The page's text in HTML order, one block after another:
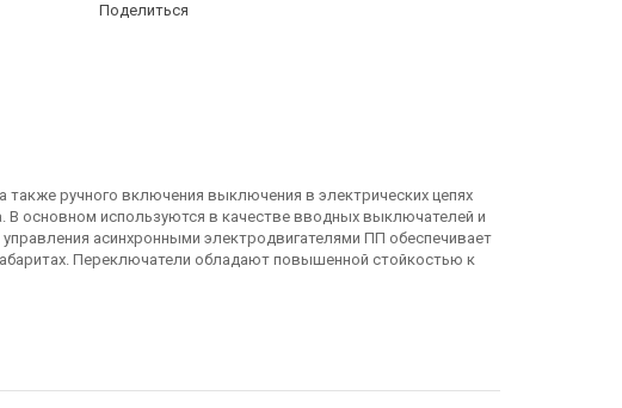
Поделиться
ручного включения выключения в электрических цепях
В основном используются в качестве вводных выключателей и
асинхронными электродвигателями ПП обеспечивает
Переключатели обладают повышенной стойкостью к